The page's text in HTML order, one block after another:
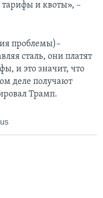
и квоты», –
проблемы)–
сталь, они платят
и это значит, что
деле получают
Трамп.